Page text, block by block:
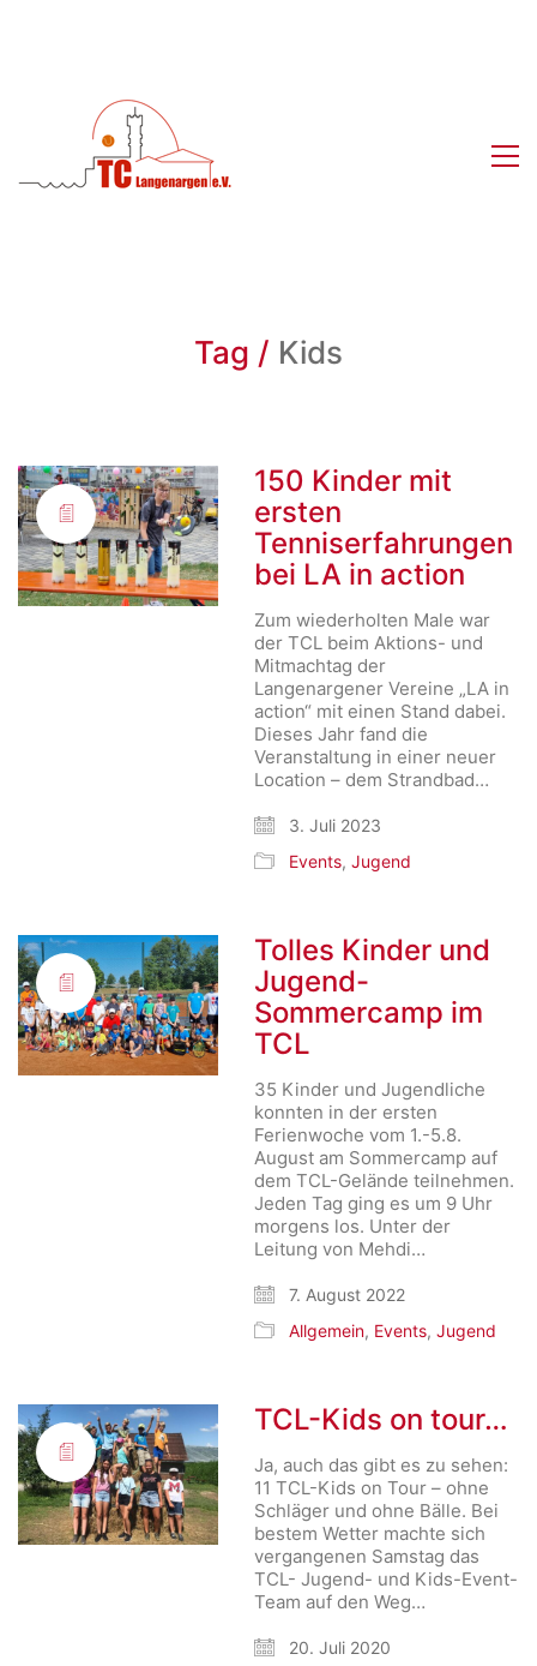
Tag / Kids
150 Kinder mit
ersten
Tenniserfahrungen
bei LA in action
Zum wiederholten Male war
der TCL beim Aktions- und
Mitmachtag der
Langenargener Vereine „LA in
action“ mit einen Stand dabei.
Dieses Jahr fand die
Veranstaltung in einer neuer
Location – dem Strandbad…
3. Juli 2023
Events,Jugend
Tolles Kinder und
Jugend-
Sommercamp im
TCL
35 Kinder und Jugendliche
konnten in der ersten
Ferienwoche vom 1.-5.8.
August am Sommercamp auf
dem TCL-Gelände teilnehmen.
Jeden Tag ging es um 9 Uhr
morgens los. Unter der
Leitung von Mehdi…
7. August 2022
Allgemein, Events,Jugend
TCL-Kids on tour…
Ja, auch das gibt es zu sehen:
11 TCL-Kids on Tour – ohne
Schläger und ohne Bälle. Bei
bestem Wetter machte sich
vergangenen Samstag das
TCL- Jugend- und Kids-Event-
Team auf den Weg…
20. Juli 2020